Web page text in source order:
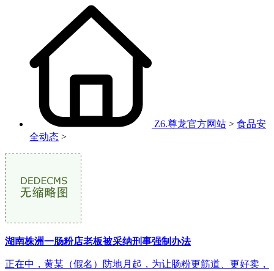
Z6.尊龙官方网站 > 食品安
全动态 >
湖南株洲一肠粉店老板被采纳刑事强制办法
正在中，黄某（假名）防地月起，为让肠粉更筋道、更好卖，